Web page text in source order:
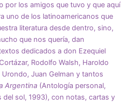
por los amigos que tuvo y que aquí
uno de los latinoamericanos que
literatura desde dentro, sino,
que nos quería, dan
dedicados a don Ezequiel
Rodolfo Walsh, Haroldo
Juan Gelman y tantos
Argentina (Antología personal,
del sol, 1993), con notas, cartas y